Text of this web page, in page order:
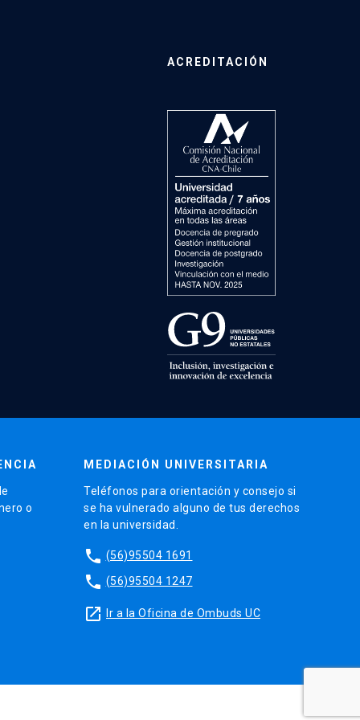
ACREDITACIÓN
o
MEDIACIÓN UNIVERSITARIA
Teléfonos para orientación y consejo si
se ha vulnerado alguno de tus derechos
en la universidad.
phone (56)95504 1691
phone (56)95504 1247
launch Ir a la Oficina de Ombuds UC